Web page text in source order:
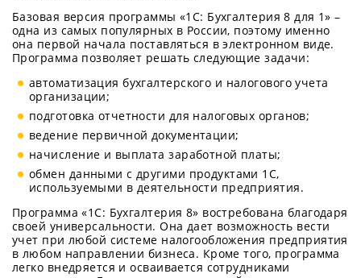
Базовая версия программы «1С: Бухгалтерия 8 для 1» –
одна из самых популярных в России, поэтому именно
она первой начала поставляться в электронном виде.
Программа позволяет решать следующие задачи:
автоматизация бухгалтерского и налогового учета
организации;
подготовка отчетности для налоговых органов;
ведение первичной документации;
начисление и выплата заработной платы;
обмен данными с другими продуктами 1С,
используемыми в деятельности предприятия.
Программа «1С: Бухгалтерия 8» востребована благодаря
своей универсальности. Она дает возможность вести
учет при любой системе налогообложения предприятия
в любом направлении бизнеса. Кроме того, программа
легко внедряется и осваивается сотрудниками